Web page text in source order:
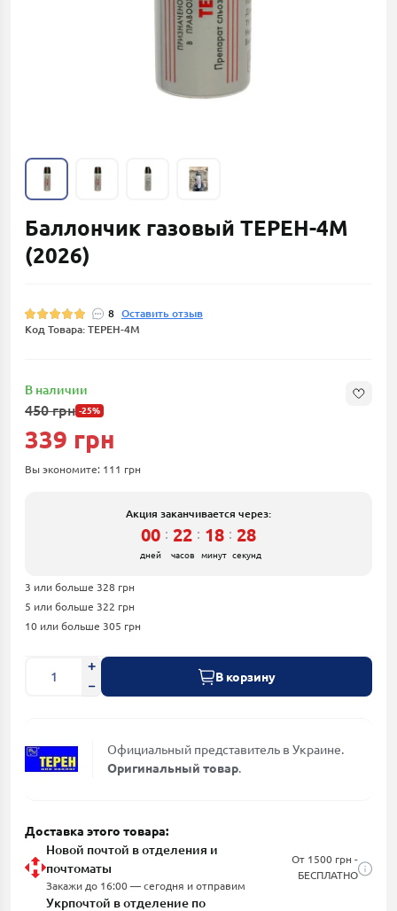
Баллончик газовый ТЕРЕН-4М
(2026)
8
Оставить отзыв
Код Товара: ТЕРЕН-4М
Официальный представитель в Украине.
Оригинальный товар.
В наличии
450 грн -25%
339 грн
Вы экономите: 111 грн
Акция заканчивается через:
00
дней
: 22
часов
: 18
минут
: 26
секунд
3 или больше 328 грн
5 или больше 322 грн
10 или больше 305 грн
В корзину
Доставка этого товара:
Новой почтой в отделения и
почтоматы
Закажи до 16:00 — сегодня и отправим
От 1500 грн -
БЕСПЛАТНО
Укрпочтой в отделение по